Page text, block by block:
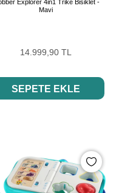
Explorer 4in1 Trike Bisiklet -
Mavi
14.999,90 TL
SEPETE EKLE